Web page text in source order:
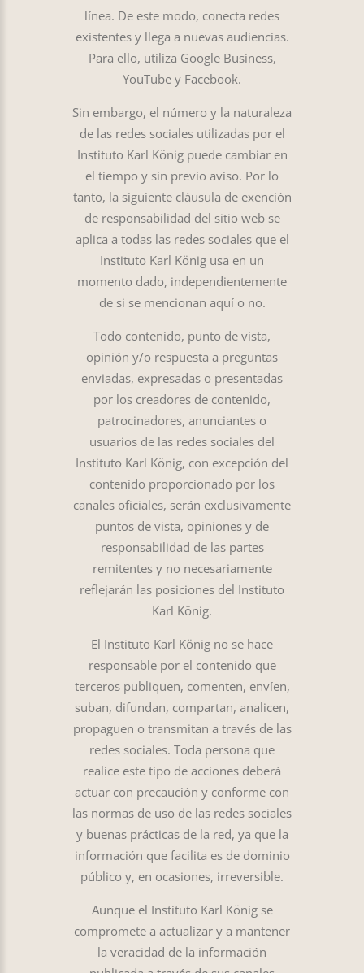
línea. De este modo, conecta redes
existentes y llega a nuevas audiencias.
Para ello, utiliza Google Business,
YouTube y Facebook.
Sin embargo, el número y la naturaleza
de las redes sociales utilizadas por el
Instituto Karl König puede cambiar en
el tiempo y sin previo aviso. Por lo
tanto, la siguiente cláusula de exención
de responsabilidad del sitio web se
aplica a todas las redes sociales que el
Instituto Karl König usa en un
momento dado, independientemente
de si se mencionan aquí o no.
Todo contenido, punto de vista,
opinión y/o respuesta a preguntas
enviadas, expresadas o presentadas
por los creadores de contenido,
patrocinadores, anunciantes o
usuarios de las redes sociales del
Instituto Karl König, con excepción del
contenido proporcionado por los
canales oficiales, serán exclusivamente
puntos de vista, opiniones y de
responsabilidad de las partes
remitentes y no necesariamente
reflejarán las posiciones del Instituto
Karl König.
El Instituto Karl König no se hace
responsable por el contenido que
terceros publiquen, comenten, envíen,
suban, difundan, compartan, analicen,
propaguen o transmitan a través de las
redes sociales. Toda persona que
realice este tipo de acciones deberá
actuar con precaución y conforme con
las normas de uso de las redes sociales
y buenas prácticas de la red, ya que la
información que facilita es de dominio
público y, en ocasiones, irreversible.
Aunque el Instituto Karl König se
compromete a actualizar y a mantener
la veracidad de la información